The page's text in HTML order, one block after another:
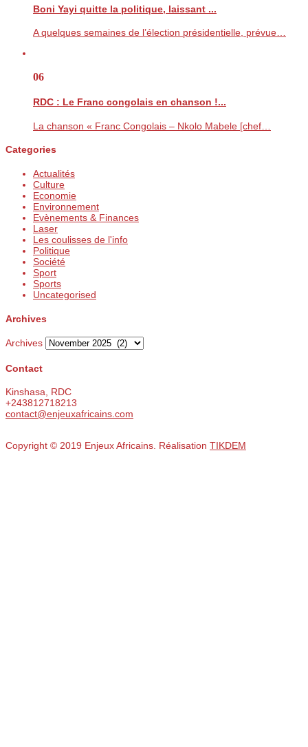
Boni Yayi quitte la politique, laissant ...
A quelques semaines de l’élection présidentielle, prévue…
06
RDC : Le Franc congolais en chanson !...
La chanson « Franc Congolais – Nkolo Mabele [chef…
Categories
Actualités
Culture
Economie
Environnement
Evènements & Finances
Laser
Les coulisses de l'info
Politique
Société
Sport
Sports
Uncategorised
Archives
Archives
Contact
Kinshasa, RDC
+243812718213
contact@enjeuxafricains.com
Copyright © 2019 Enjeux Africains. Réalisation TIKDEM